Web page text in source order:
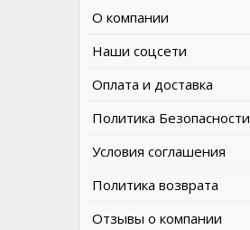
О компании
Наши соцсети
Оплата и доставка
Политика Безопасности
Условия соглашения
Политика возврата
Отзывы о компании